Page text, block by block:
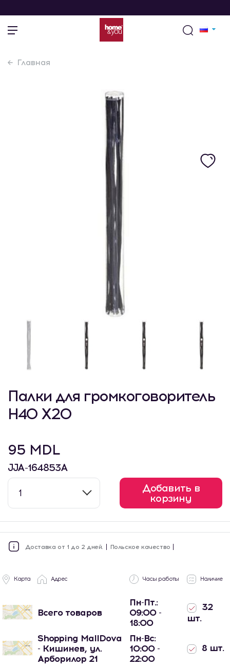
Главная
Палки для громкоговоритель
H40 X20
95 MDL
JJA-164853A
1
Добавить в
корзину
Доставка от 1 до 2 дней. Польское качество
Карта Адрес Часы работы Наличие
Всего товаров
Пн-Пт.:
09:00 -
18:00
32
шт.
Shopping MallDova
- Кишинев, ул.
Арборилор 21
Пн-Вс:
10:00 -
22:00
8 шт.